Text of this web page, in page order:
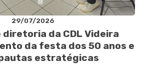
29/07/2026
diretoria da CDL Videira
da festa dos 50 anos e
estratégicas